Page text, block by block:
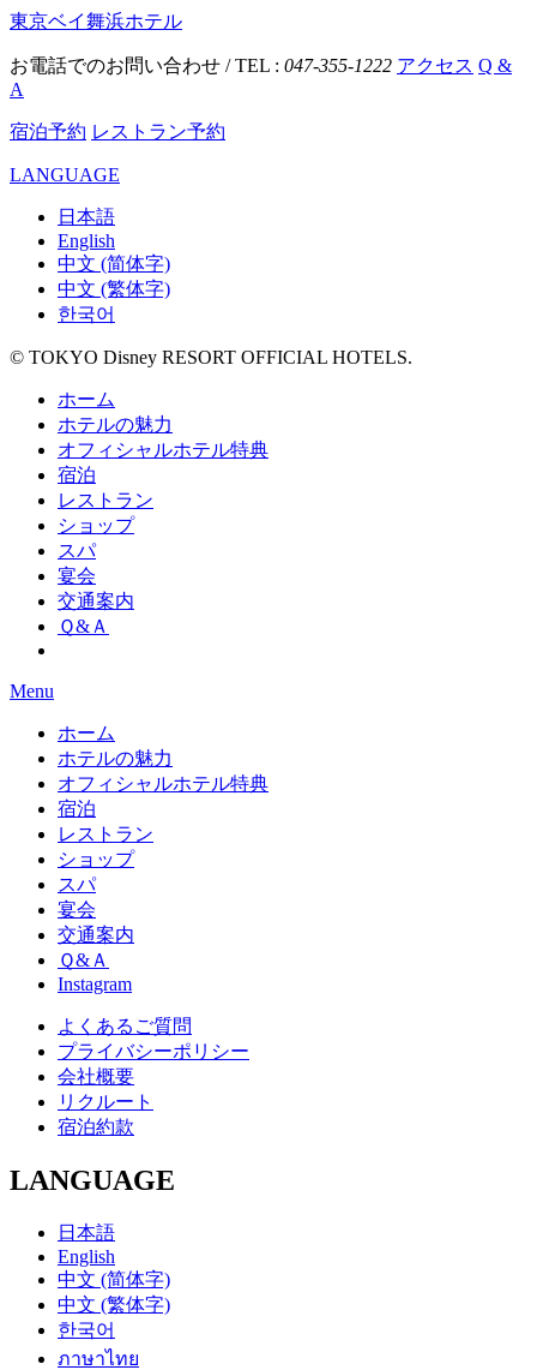
東京ベイ舞浜ホテル
お電話でのお問い合わせ / TEL : 047-355-1222 アクセス Q &
A
宿泊予約 レストラン予約
LANGUAGE
日本語
English
中文 (简体字)
中文 (繁体字)
한국어
© TOKYO Disney RESORT OFFICIAL HOTELS.
ホーム
ホテルの魅力
オフィシャルホテル特典
宿泊
レストラン
ショップ
スパ
宴会
交通案内
Ｑ&Ａ
Menu
ホーム
ホテルの魅力
オフィシャルホテル特典
宿泊
レストラン
ショップ
スパ
宴会
交通案内
Ｑ&Ａ
Instagram
よくあるご質問
プライバシーポリシー
会社概要
リクルート
宿泊約款
LANGUAGE
日本語
English
中文 (简体字)
中文 (繁体字)
한국어
ภาษาไทย